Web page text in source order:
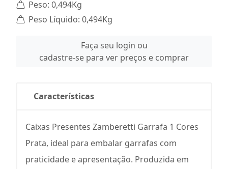
Peso: 0,494Kg
Peso Líquido: 0,494Kg
Faça seu login ou
cadastre-se para ver preços e comprar
Características
Caixas Presentes Zamberetti Garrafa 1 Cores
Prata, ideal para embalar garrafas com
praticidade e apresentação. Produzida em